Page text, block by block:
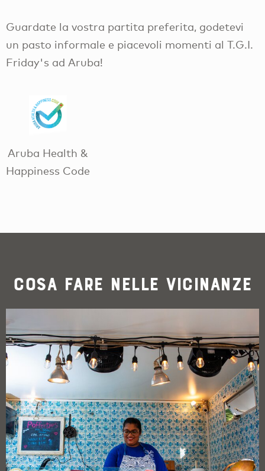
Guardate la vostra partita preferita, godetevi
un pasto informale e piacevoli momenti al T.G.I.
Friday's ad Aruba!
Aruba Health &
Happiness Code
Cosa fare nelle vicinanze